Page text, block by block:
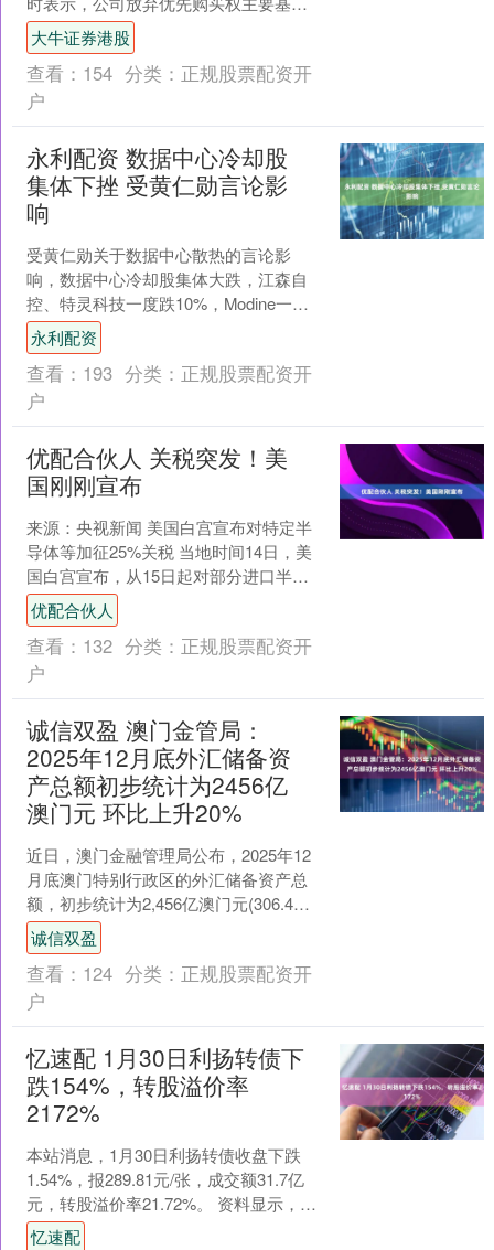
三方面战略考量：一是审慎应对行业周
期性调整，主动放缓....
大牛证券港股
查看： 154 分类： 正规股票配资开
户
永利配资 数据中心冷却股
集体下挫 受黄仁勋言论影
响
受黄仁勋关于数据中心散热的言论影
响，数据中心冷却股集体大跌，江森自
控、特灵科技一度跌10%，Modine一度
跌20%，开利、维谛技术跌超5%。此
前，黄仁勋在CE....
永利配资
查看： 193 分类： 正规股票配资开
户
优配合伙人 关税突发！美
国刚刚宣布
来源：央视新闻 美国白宫宣布对特定半
导体等加征25%关税 当地时间14日，美
国白宫宣布，从15日起对部分进口半导
体、半导体制造设备和衍生品加征25%的
进口从价关....
优配合伙人
查看： 132 分类： 正规股票配资开
户
诚信双盈 澳门金管局：
2025年12月底外汇储备资
产总额初步统计为2456亿
澳门元 环比上升20%
近日，澳门金融管理局公布，2025年12
月底澳门特别行政区的外汇储备资产总
额，初步统计为2,456亿澳门元(306.4亿
美元)，较2025年11月经修订总额2,....
诚信双盈
查看： 124 分类： 正规股票配资开
户
忆速配 1月30日利扬转债下
跌154%，转股溢价率
2172%
本站消息，1月30日利扬转债收盘下跌
1.54%，报289.81元/张，成交额31.7亿
元，转股溢价率21.72%。 资料显示，利
扬转债信用级别为“A+”，债券期....
忆速配